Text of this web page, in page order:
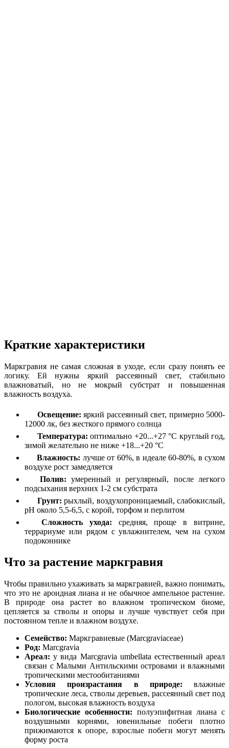
Краткие характеристики
Маркгравия не самая сложная в уходе, если сразу понять ее
логику. Ей нужны яркий рассеянный свет, стабильно
влажноватый, но не мокрый субстрат и повышенная
влажность воздуха.
Освещение: яркий рассеянный свет, примерно 5000-
12000 лк, без жесткого прямого солнца
Температура: оптимально +20...+27 °C круглый год,
зимой желательно не ниже +18...+20 °C
Влажность: лучше от 60%, в идеале 60-80%, в сухом
воздухе рост замедляется
Полив: умеренный и регулярный, после легкого
подсыхания верхних 1-2 см субстрата
Грунт: рыхлый, воздухопроницаемый, слабокислый,
pH около 5,5-6,5, с корой, торфом и перлитом
Сложность ухода: средняя, проще в витрине,
террариуме или рядом с увлажнителем, чем на сухом
подоконнике
Что за растение маркгравия
Чтобы правильно ухаживать за маркгравией, важно понимать,
что это не ароидная лиана и не обычное ампельное растение.
В природе она растет во влажном тропическом биоме,
цепляется за стволы и опоры и лучше чувствует себя при
постоянном тепле и влажном воздухе.
Семейство: Маркгравиевые (Marcgraviaceae)
Род: Marcgravia
Ареал: у вида Marcgravia umbellata естественный ареал
связан с Малыми Антильскими островами и влажными
тропическими местообитаниями
Условия произрастания в природе: влажные
тропические леса, стволы деревьев, рассеянный свет под
пологом, высокая влажность воздуха
Биологические особенности: полуэпифитная лиана с
воздушными корнями, ювенильные побеги плотно
прижимаются к опоре, взрослые побеги могут менять
форму роста